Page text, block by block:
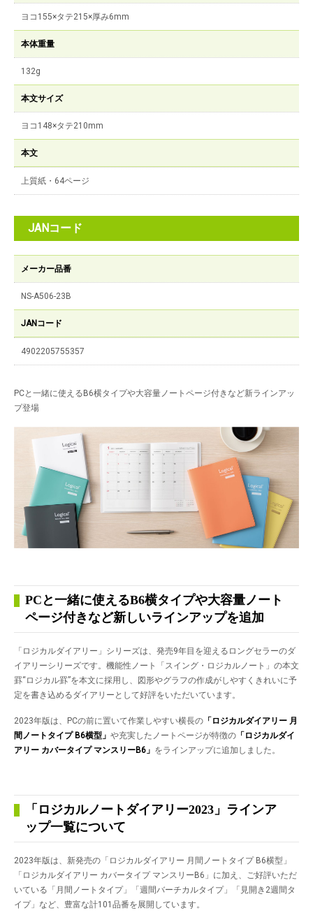
ヨコ155×タテ215×厚み6mm
本体重量
132g
本文サイズ
ヨコ148×タテ210mm
本文
上質紙・64ページ
JANコード
メーカー品番
NS-A506-23B
JANコード
4902205755357
PCと一緒に使えるB6横タイプや大容量ノートページ付きなど新ラインアッ
プ登場
PCと一緒に使えるB6横タイプや大容量ノート
ページ付きなど新しいラインアップを追加
「ロジカルダイアリー」シリーズは、発売9年目を迎えるロングセラーのダ
イアリーシリーズです。機能性ノート「スイング・ロジカルノート」の本文
罫“ロジカル罫”を本文に採用し、図形やグラフの作成がしやすくきれいに予
定を書き込めるダイアリーとして好評をいただいています。
2023年版は、PCの前に置いて作業しやすい横長の 「ロジカルダイアリー 月
間ノートタイプ B6横型」 や充実したノートページが特徴の 「ロジカルダイ
アリー カバータイプ マンスリーB6」 をラインアップに追加しました。
「ロジカルノートダイアリー2023」ラインア
ップ一覧について
2023年版は、新発売の「ロジカルダイアリー 月間ノートタイプ B6横型」
「ロジカルダイアリー カバータイプ マンスリーB6」に加え、ご好評いただ
いている「月間ノートタイプ」「週間バーチカルタイプ」「見開き2週間タ
イプ」など、豊富な計101品番を展開しています。